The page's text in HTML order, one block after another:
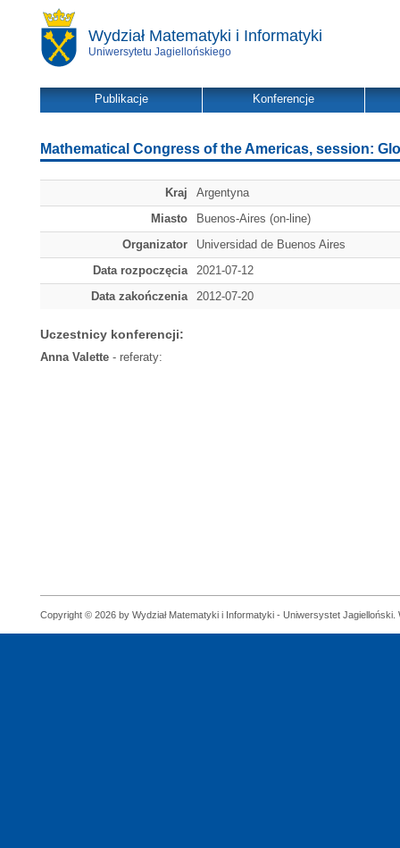
Wydział Matematyki i Informatyki
Uniwersytetu Jagiellońskiego
Publikacje Konferencje
Mathematical Congress of the Americas, session:
Kraj
Argentyna
Miasto
Buenos-Aires (on-line)
Organizator
Universidad de Buenos Aires
Data rozpoczęcia
2021-07-12
Data zakończenia
2012-07-20
Uczestnicy konferencji:
Anna Valette - referaty:
Copyright © 2026 by Wydział Matematyki i Informatyki - Uniwersystet